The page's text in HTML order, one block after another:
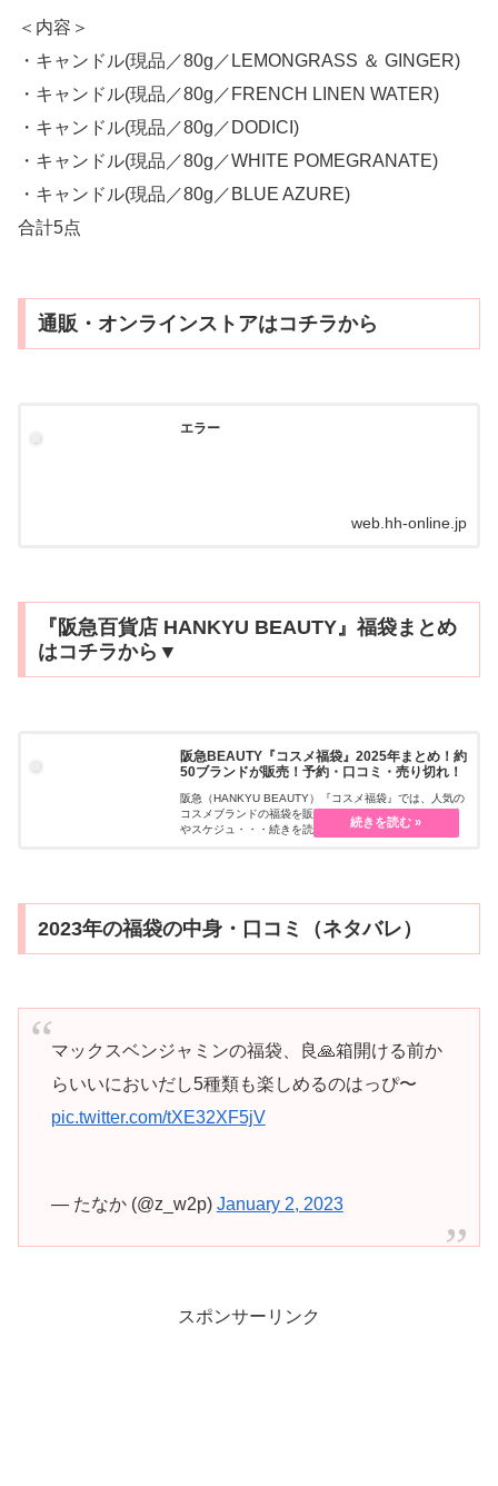
＜内容＞
・キャンドル(現品／80g／LEMONGRASS ＆ GINGER)
・キャンドル(現品／80g／FRENCH LINEN WATER)
・キャンドル(現品／80g／DODICI)
・キャンドル(現品／80g／WHITE POMEGRANATE)
・キャンドル(現品／80g／BLUE AZURE)
合計5点
通販・オンラインストアはコチラから
エラー
web.hh-online.jp
『阪急百貨店 HANKYU BEAUTY』福袋まとめ
はコチラから▼
阪急BEAUTY『コスメ福袋』2025年まとめ！約
50ブランドが販売！予約・口コミ・売り切れ！
阪急（HANKYU BEAUTY）『コスメ福袋』では、人気の
コスメブランドの福袋を販売しています！ラインナップ
やスケジュ・・・続きを読む
2023年の福袋の中身・口コミ（ネタバレ）
マックスベンジャミンの福袋、良🙏箱開ける前か
らいいにおいだし5種類も楽しめるのはっぴ〜
pic.twitter.com/tXE32XF5jV
— たなか (@z_w2p) January 2, 2023
スポンサーリンク